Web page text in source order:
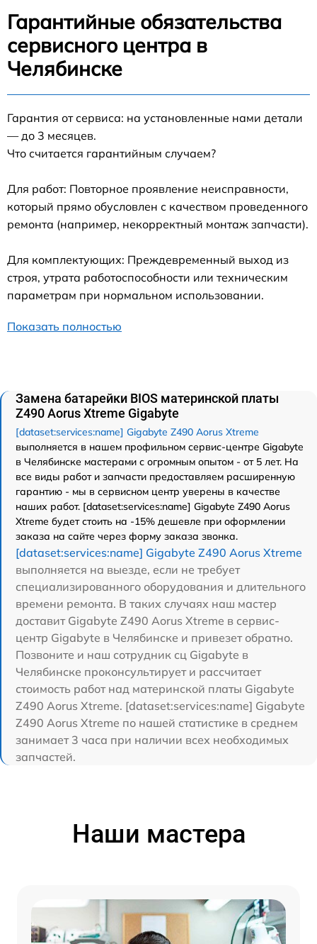
Гарантийные обязательства
сервисного центра в
Челябинске
Гарантия от сервиса: на установленные нами детали
— до 3 месяцев.
Что считается гарантийным случаем?
Для работ: Повторное проявление неисправности,
который прямо обусловлен с качеством проведенного
ремонта (например, некорректный монтаж запчасти).
Для комплектующих: Преждевременный выход из
строя, утрата работоспособности или техническим
параметрам при нормальном использовании.
Показать полностью
Замена батарейки BIOS материнской платы
Z490 Aorus Xtreme Gigabyte
[dataset:services:name] Gigabyte Z490 Aorus Xtreme
выполняется в нашем профильном сервис-центре Gigabyte
в Челябинске мастерами с огромным опытом - от 5 лет. На
все виды работ и запчасти предоставляем расширенную
гарантию - мы в сервисном центр уверены в качестве
наших работ. [dataset:services:name] Gigabyte Z490 Aorus
Xtreme будет стоить на -15% дешевле при оформлении
заказа на сайте через форму заказа звонка.
[dataset:services:name] Gigabyte Z490 Aorus Xtreme
выполняется на выезде, если не требует
специализированного оборудования и длительного
времени ремонта. В таких случаях наш мастер
доставит Gigabyte Z490 Aorus Xtreme в сервис-
центр Gigabyte в Челябинске и привезет обратно.
Позвоните и наш сотрудник сц Gigabyte в
Челябинске проконсультирует и рассчитает
стоимость работ над материнской платы Gigabyte
Z490 Aorus Xtreme. [dataset:services:name] Gigabyte
Z490 Aorus Xtreme по нашей статистике в среднем
занимает 3 часа при наличии всех необходимых
запчастей.
Наши мастера